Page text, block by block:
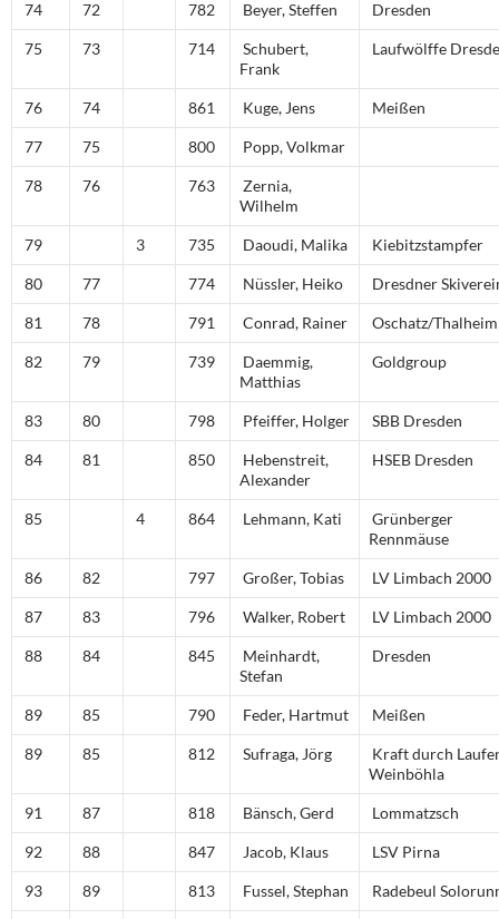
74 72 782 Beyer, Steffen Dresden
75 73 714
Schubert,
Frank
Laufwölffe
76 74 861 Kuge, Jens Meißen
77 75 800 Popp, Volkmar
78 76 763
Zernia,
Wilhelm
79 3 735 Daoudi, Malika Kiebitzstampfer
80 77 774 Nüssler, Heiko Dresdner
81 78 791 Conrad, Rainer Oschatz/Thalheim
82 79 739
Daemmig,
Matthias
Goldgroup
83 80 798 Pfeiffer, Holger SBB Dresden
84 81 850
Hebenstreit,
Alexander
HSEB Dresden
85 4 864 Lehmann, Kati
Grünberger
Rennmäuse
86 82 797 Großer, Tobias LV Limbach 2000
87 83 796 Walker, Robert LV Limbach 2000
88 84 845
Meinhardt,
Stefan
Dresden
89 85 790 Feder, Hartmut Meißen
89 85 812 Sufraga, Jörg
Kraft durch
Weinböhla
91 87 818 Bänsch, Gerd Lommatzsch
92 88 847 Jacob, Klaus LSV Pirna
93 89 813 Fussel, Stephan Radebeul